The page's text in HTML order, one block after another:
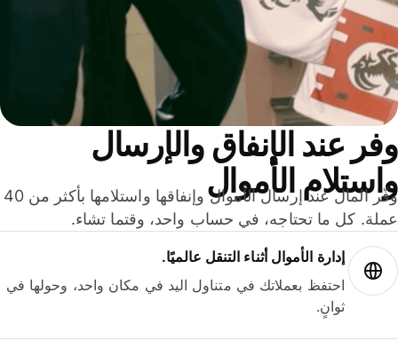
عند الإنفاق والإرسال
الأموال
وفّر المال عند إرسال الأموال وإنفاقها واستلامها بأكثر من 40
كل ما تحتاجه، في حساب واحد، وقتما تشاء.
إدارة الأموال أثناء التنقل عالميًا.
احتفظ بعملاتك في متناول اليد في مكان واحد، وحولها في
ثوانٍ.